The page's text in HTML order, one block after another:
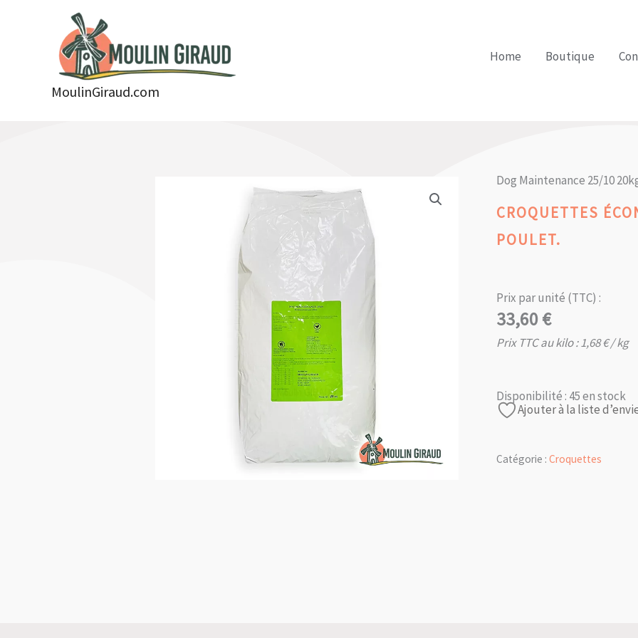
MoulinGiraud.com
Home Boutique
Dog Maintenance 25/10
CROQUETTES
POULET.
Prix par unité (TTC) :
33,60€
Prix TTC au kilo :1,68€/ kg
Disponibilité : 45 en stock
Ajouter à la liste
Catégorie :Croquettes